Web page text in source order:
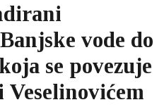
vode do
se povezuje
Veselinovićem